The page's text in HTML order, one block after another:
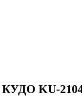
КУДО KU-